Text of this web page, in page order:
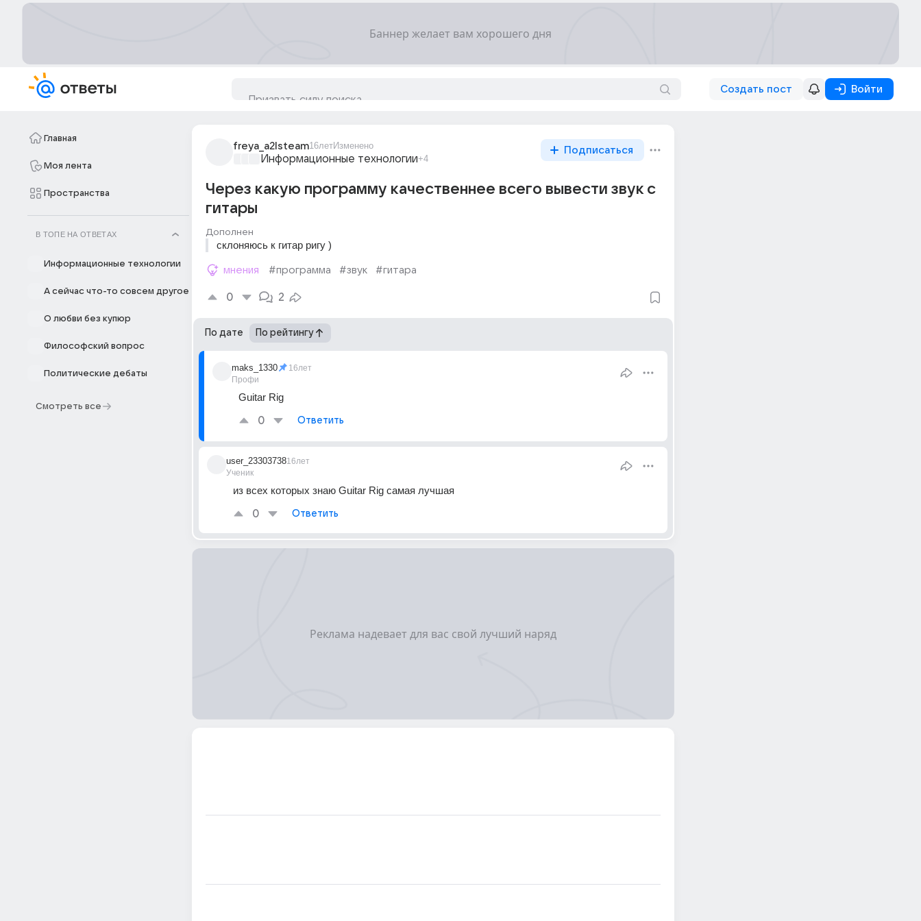
Создать пост Войти
Главная
Моя лента
Пространства
В ТОПЕ НА ОТВЕТАХ
Информационные технологии
А сейчас что-то совсем другое
О любви без купюр
Философский вопрос
Политические дебаты
Смотреть все
freya_a2lsteam16летИзменено
Информационные технологии+4
Подписаться
Через какую программу качественнее всего вывести звук с
гитары
Дополнен
склоняюсь к гитар ригу )
мнения #программа #звук #гитара
0 2
По дате По рейтингу
maks_1330
Профи
16лет
Guitar Rig
0 Ответить
user_23303738
Ученик
16лет
из всех которых знаю Guitar Rig самая лучшая
0 Ответить